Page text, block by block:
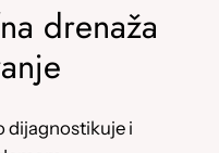
drenaža
dijagnostikuje i